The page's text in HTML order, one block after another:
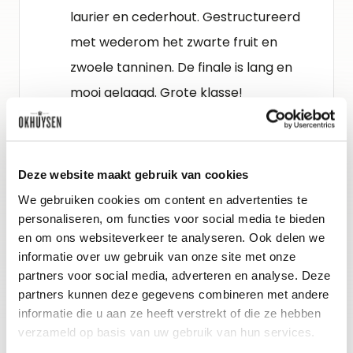
Deze website maakt gebruik van cookies
We gebruiken cookies om content en advertenties te
personaliseren, om functies voor social media te bieden
en om ons websiteverkeer te analyseren. Ook delen we
informatie over uw gebruik van onze site met onze
partners voor social media, adverteren en analyse. Deze
partners kunnen deze gegevens combineren met andere
informatie die u aan ze heeft verstrekt of die ze hebben
verzameld op basis van uw gebruik van hun services.
laurier en cederhout. Gestructureerd
met wederom het zwarte fruit en
zwoele tanninen. De finale is lang en
mooi gelaagd. Grote klasse!
Nu (uit karaf) tot 2045+, 15-17°C
Wijn-spijs advies
Tournedos rossini met croutons,
eendenlever en truffel.